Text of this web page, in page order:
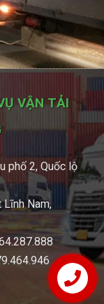
VẬN TẢI
phố 2, Quốc lộ
Lĩnh Nam,
Hotline 24/7